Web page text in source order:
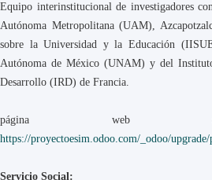
Equipo interinstitucional de investigadores
Autónoma Metropolitana (UAM),
sobre la Universidad y la Educación
Autónoma de México (UNAM) y del
Desarrollo (IRD) de Francia.
página web
https://proyectoesim.odoo.com/_odoo/
Servicio Social: